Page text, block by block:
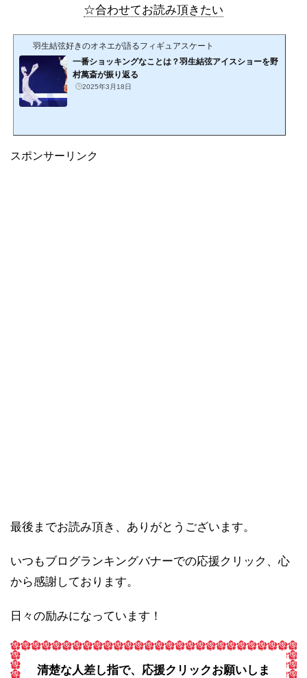
☆合わせてお読み頂きたい
羽生結弦好きのオネエが語るフィギュアスケート
一番ショッキングなことは？羽生結弦アイスショーを野
村萬斎が振り返る
2025年3月18日
スポンサーリンク
最後までお読み頂き、ありがとうございます。
いつもブログランキングバナーでの応援クリック、心
から感謝しております。
日々の励みになっています！
清楚な人差し指で、応援クリックお願いしま